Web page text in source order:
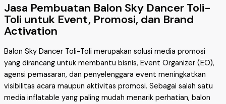
Jasa Pembuatan Balon Sky Dancer Toli-
Toli untuk Event, Promosi, dan Brand
Activation
Balon Sky Dancer Toli-Toli merupakan solusi media promosi
yang dirancang untuk membantu bisnis, Event Organizer (EO),
agensi pemasaran, dan penyelenggara event meningkatkan
visibilitas acara maupun aktivitas promosi. Sebagai salah satu
media inflatable yang paling mudah menarik perhatian, balon